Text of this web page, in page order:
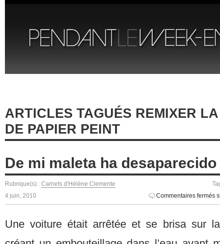
ARTICLES TAGUÉS REMIXER
DE PAPIER PEINT
De mi maleta ha
Rubrique(s) : Carnets d'Hélène Clemente
4 juin, 2010
Commentaires fermés
Une voiture était arrêtée et se brisa sur